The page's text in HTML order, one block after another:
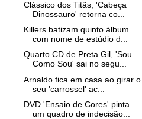
Clássico dos Titãs, 'Cabeça
Dinossauro' retorna co...
Killers batizam quinto álbum
com nome de estúdio d...
Quarto CD de Preta Gil, 'Sou
Como Sou' sai no segu...
Arnaldo fica em casa ao girar o
seu 'carrossel' ac...
DVD 'Ensaio de Cores' pinta
um quadro de indecisão...